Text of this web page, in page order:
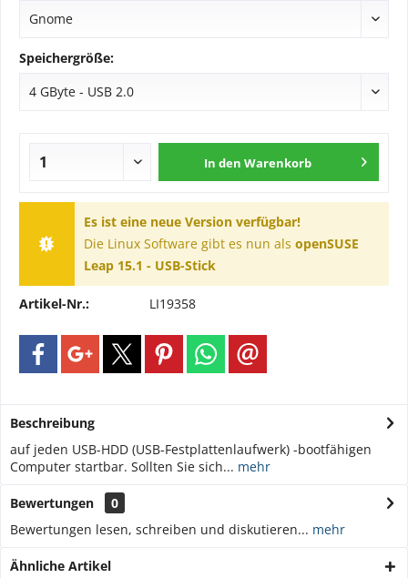
Speichergröße:
In den Warenkorb
Es ist eine neue Version verfügbar!
Die Linux Software gibt es nun als openSUSE
Leap 15.1 - USB-Stick
Artikel-Nr.: LI19358
Beschreibung
auf jeden USB-HDD (USB-Festplattenlaufwerk) -bootfähigen
Computer startbar. Sollten Sie sich... mehr
Bewertungen
0
Bewertungen lesen, schreiben und diskutieren... mehr
Ähnliche Artikel